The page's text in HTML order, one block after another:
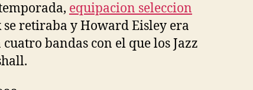
equipacion seleccion
retiraba y Howard Eisley era
bandas con el que los Jazz